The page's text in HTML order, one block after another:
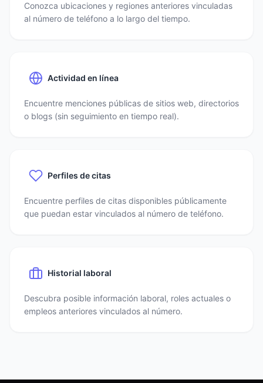
Conozca ubicaciones y regiones anteriores vinculadas
al número de teléfono a lo largo del tiempo.
Actividad en línea
Encuentre menciones públicas de sitios web, directorios
o blogs (sin seguimiento en tiempo real).
Perfiles de citas
Encuentre perfiles de citas disponibles públicamente
que puedan estar vinculados al número de teléfono.
Historial laboral
Descubra posible información laboral, roles actuales o
empleos anteriores vinculados al número.